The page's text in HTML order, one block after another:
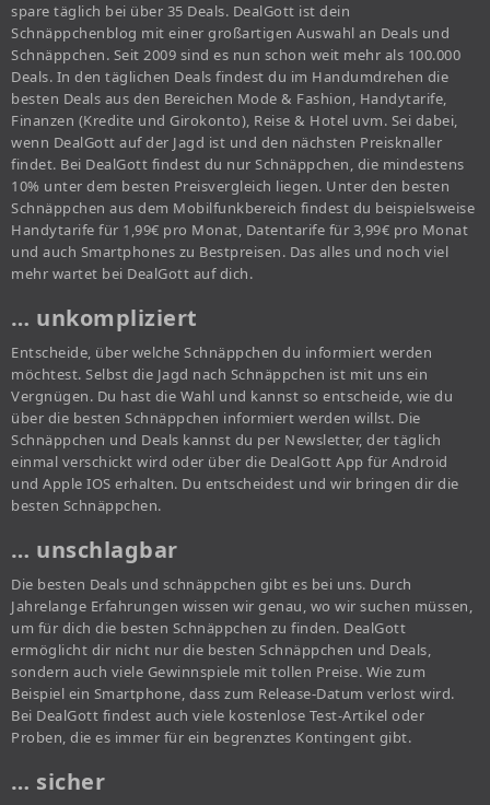
spare täglich bei über 35 Deals. DealGott ist dein
Schnäppchenblog mit einer großartigen Auswahl an Deals und
Schnäppchen. Seit 2009 sind es nun schon weit mehr als 100.000
Deals. In den täglichen Deals findest du im Handumdrehen die
besten Deals aus den Bereichen Mode & Fashion, Handytarife,
Finanzen (Kredite und Girokonto), Reise & Hotel uvm. Sei dabei,
wenn DealGott auf der Jagd ist und den nächsten Preisknaller
findet. Bei DealGott findest du nur Schnäppchen, die mindestens
10% unter dem besten Preisvergleich liegen. Unter den besten
Schnäppchen aus dem Mobilfunkbereich findest du beispielsweise
Handytarife für 1,99€ pro Monat, Datentarife für 3,99€ pro Monat
und auch Smartphones zu Bestpreisen. Das alles und noch viel
mehr wartet bei DealGott auf dich.
… unkompliziert
Entscheide, über welche Schnäppchen du informiert werden
möchtest. Selbst die Jagd nach Schnäppchen ist mit uns ein
Vergnügen. Du hast die Wahl und kannst so entscheide, wie du
über die besten Schnäppchen informiert werden willst. Die
Schnäppchen und Deals kannst du per Newsletter, der täglich
einmal verschickt wird oder über die DealGott App für Android
und Apple IOS erhalten. Du entscheidest und wir bringen dir die
besten Schnäppchen.
… unschlagbar
Die besten Deals und schnäppchen gibt es bei uns. Durch
Jahrelange Erfahrungen wissen wir genau, wo wir suchen müssen,
um für dich die besten Schnäppchen zu finden. DealGott
ermöglicht dir nicht nur die besten Schnäppchen und Deals,
sondern auch viele Gewinnspiele mit tollen Preise. Wie zum
Beispiel ein Smartphone, dass zum Release-Datum verlost wird.
Bei DealGott findest auch viele kostenlose Test-Artikel oder
Proben, die es immer für ein begrenztes Kontingent gibt.
… sicher